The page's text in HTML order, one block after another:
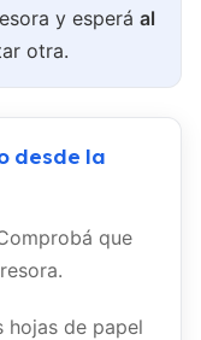
y esperá al
otra.
desde la
que
hojas de papel